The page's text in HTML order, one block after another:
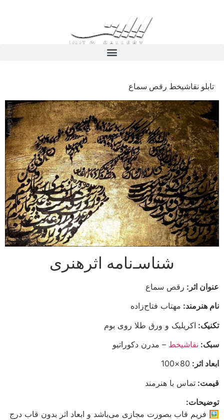
تابلو نقاشیخط رقص سماع
شناسـ‌نامه اثرهنری
عنوان اثر: رقص سماع
نام هنرمند: مهتاب فتاح‌زاده
تکنیک: اکریلیک و ورق طلا روی بوم
سبک: نقاشیخط – مدرن دکوراتیو
ابعاد اثر: 80×100
قیمت: تماس با هنرمند
توضیحات:
🖼 فریم قاب بصورت مجازی می‌باشد و ابعاد اثر بدون قاب درج